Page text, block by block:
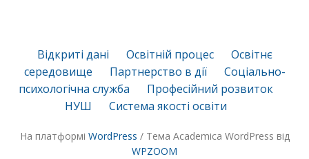
Відкриті дані Освітній процес
Освітнє
середовище
Партнерство в дії
Соціально-
психологічна служба
Професійний розвиток
НУШ
Система якості освіти
На платформі WordPress / Тема Academica WordPress від
WPZOOM